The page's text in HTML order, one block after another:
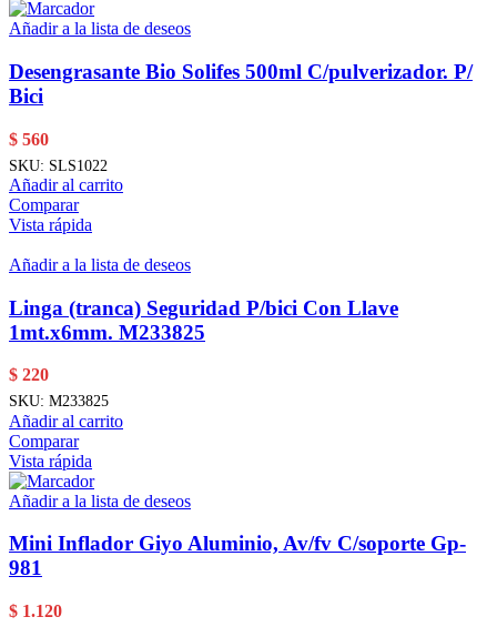
Añadir a la lista de deseos
Desengrasante Bio Solifes 500ml C/pulverizador. P/
Bici
$ 560
SKU: SLS1022
Añadir al carrito
Comparar
Vista rápida
Añadir a la lista de deseos
Linga (tranca) Seguridad P/bici Con Llave
1mt.x6mm. M233825
$ 220
SKU: M233825
Añadir al carrito
Comparar
Vista rápida
Añadir a la lista de deseos
Mini Inflador Giyo Aluminio, Av/fv C/soporte Gp-
981
$ 1.120